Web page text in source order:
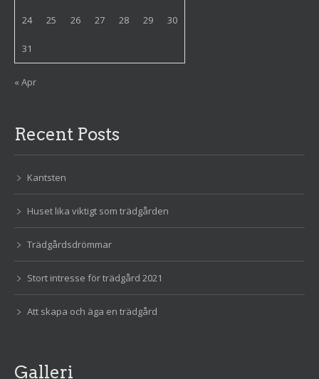
24 25 26 27 28 29 30
31
« Apr
Recent Posts
Kantsten
Huset lika viktigt som trädgården
Trädgårdsdrömmar
Stort intresse för trädgård 2021
Att skapa och äga en trädgård
Galleri